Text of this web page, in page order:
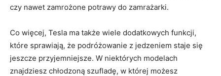
czy nawet ⁢zamrożone potrawy do ⁢zamrażarki.
Co więcej, Tesla ⁢ma ‍także‍ wiele dodatkowych⁢ funkcji,‍
które sprawiają, ‌że podróżowanie⁢ z jedzeniem⁤ staje się
jeszcze‌ przyjemniejsze. W niektórych modelach
znajdziesz chłodzoną szufladę, w której możesz